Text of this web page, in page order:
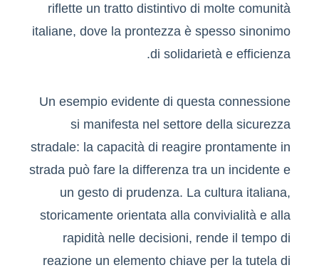
riflette un tratto distintivo di molte comunità
italiane, dove la prontezza è spesso sinonimo
di solidarietà e efficienza.
Un esempio evidente di questa connessione
si manifesta nel settore della sicurezza
stradale: la capacità di reagire prontamente in
strada può fare la differenza tra un incidente e
un gesto di prudenza. La cultura italiana,
storicamente orientata alla convivialità e alla
rapidità nelle decisioni, rende il tempo di
reazione un elemento chiave per la tutela di